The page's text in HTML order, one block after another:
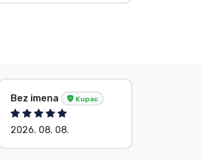
Bez imena Kupac
2026. 08. 08.